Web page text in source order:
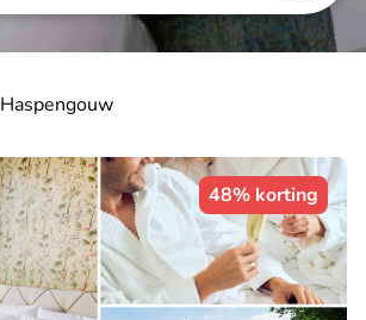
Haspengouw
48% korting